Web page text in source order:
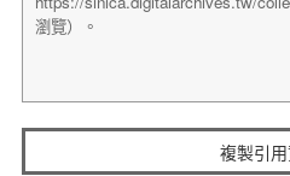
複製引